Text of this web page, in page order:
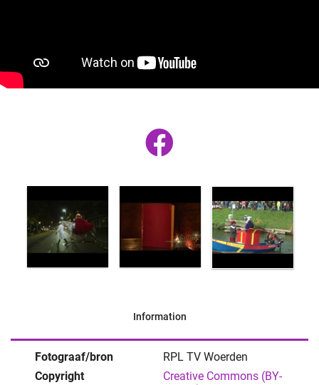
Information
Fotograaf/bron
RPL TV Woerden
Copyright
Creative Commons (BY-